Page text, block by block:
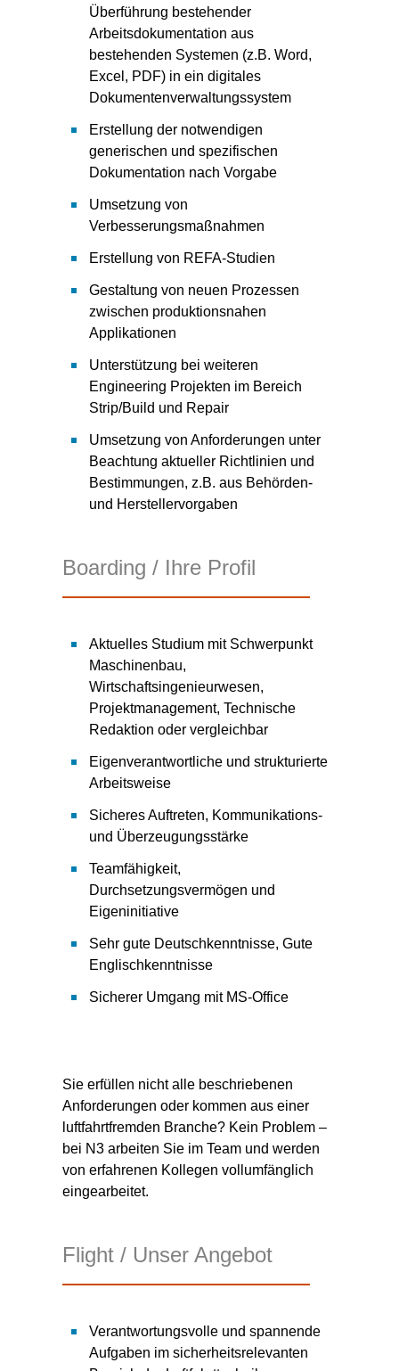
Überführung bestehender
Arbeitsdokumentation aus
bestehenden Systemen (z.B. Word,
Excel, PDF) in ein digitales
Dokumentenverwaltungssystem
Erstellung der notwendigen
generischen und spezifischen
Dokumentation nach Vorgabe
Umsetzung von
Verbesserungsmaßnahmen
Erstellung von REFA-Studien
Gestaltung von neuen Prozessen
zwischen produktionsnahen
Applikationen
Unterstützung bei weiteren
Engineering Projekten im Bereich
Strip/Build und Repair
Umsetzung von Anforderungen unter
Beachtung aktueller Richtlinien und
Bestimmungen, z.B. aus Behörden-
und Herstellervorgaben
Boarding / Ihre Profil
Aktuelles Studium mit Schwerpunkt
Maschinenbau,
Wirtschaftsingenieurwesen,
Projektmanagement, Technische
Redaktion oder vergleichbar
Eigenverantwortliche und strukturierte
Arbeitsweise
Sicheres Auftreten, Kommunikations-
und Überzeugungsstärke
Teamfähigkeit,
Durchsetzungsvermögen und
Eigeninitiative
Sehr gute Deutschkenntnisse, Gute
Englischkenntnisse
Sicherer Umgang mit MS-Office
Sie erfüllen nicht alle beschriebenen
Anforderungen oder kommen aus einer
luftfahrtfremden Branche? Kein Problem –
bei N3 arbeiten Sie im Team und werden
von erfahrenen Kollegen vollumfänglich
eingearbeitet.
Flight / Unser Angebot
Verantwortungsvolle und spannende
Aufgaben im sicherheitsrelevanten